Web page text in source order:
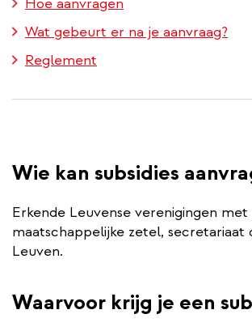
Wat gebeurt er na je aanvraag?
Reglement
Wie kan subsidies
Erkende Leuvense verenigingen met
maatschappelijke zetel, secretariaat
Leuven.
Waarvoor krijg je een